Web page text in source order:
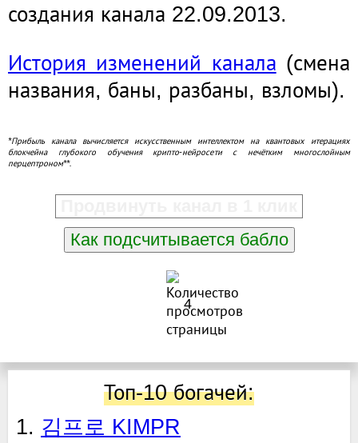
создания канала 22.09.2013.
История изменений канала (смена
названия, баны, разбаны, взломы).
*Прибыль канала вычисляется искусственным интеллектом на квантовых итерациях
блокчейна глубокого обучения крипто-нейросети с нечётким многослойным
перцептроном**.
Как подсчитывается бабло
4
Топ-10 богачей:
1. 김프로 KIMPR